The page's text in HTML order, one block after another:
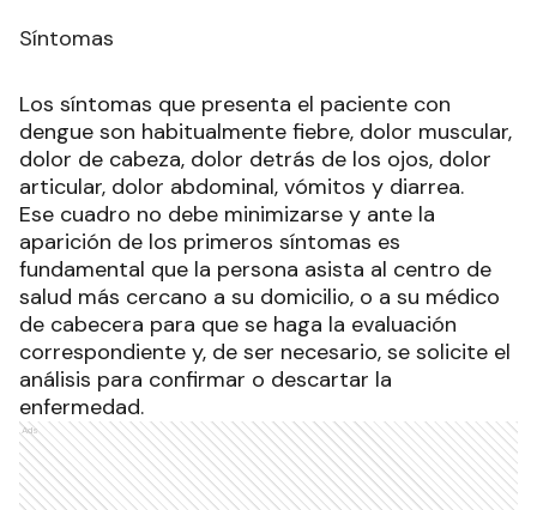
Síntomas
Los síntomas que presenta el paciente con
dengue son habitualmente fiebre, dolor muscular,
dolor de cabeza, dolor detrás de los ojos, dolor
articular, dolor abdominal, vómitos y diarrea.
Ese cuadro no debe minimizarse y ante la
aparición de los primeros síntomas es
fundamental que la persona asista al centro de
salud más cercano a su domicilio, o a su médico
de cabecera para que se haga la evaluación
correspondiente y, de ser necesario, se solicite el
análisis para confirmar o descartar la
enfermedad.
Ads